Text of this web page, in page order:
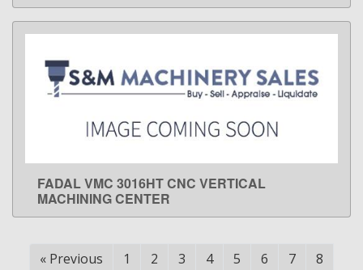
LEARN MORE
FADAL VMC 3016HT CNC VERTICAL
MACHINING CENTER
« Previous 1 2 3 4 5 6 7
8